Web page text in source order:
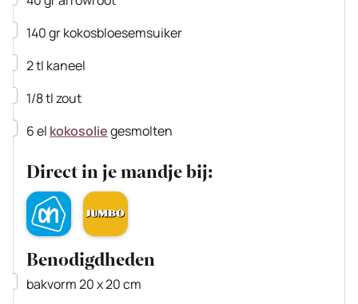
▢
140grkokosbloesemsuiker
▢
2tl kaneel
▢
1/8tlzout
▢
6el kokosoliegesmolten
Direct in je mandje bij:
Benodigdheden
▢
bakvorm 20 x 20 cm